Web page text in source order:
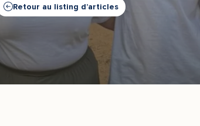
Retour au listing d’articles